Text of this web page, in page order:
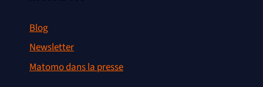
Blog
Newsletter
Matomo dans la presse